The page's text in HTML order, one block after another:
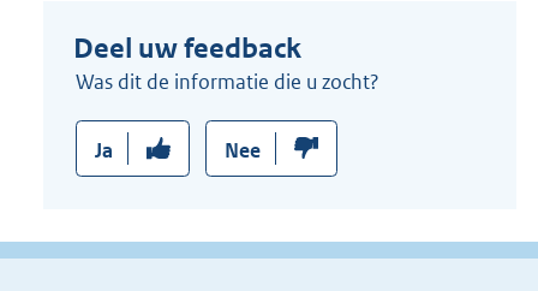
Deel uw feedback
Was dit de informatie die u zocht?
Ja Nee